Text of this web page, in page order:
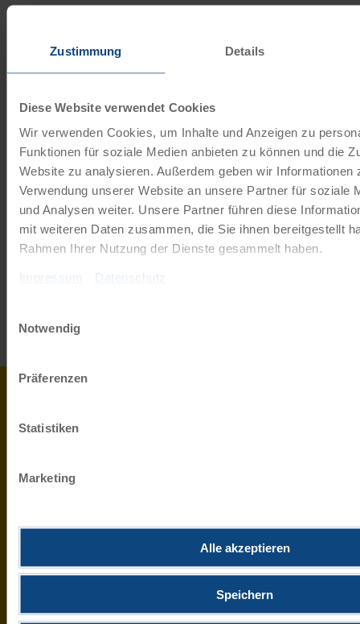
Zustimmung Details
Diese Website verwendet Cookies
Wir verwenden Cookies, um Inhalte und Anzeigen zu
Funktionen für soziale Medien anbieten zu können und die
Website zu analysieren. Außerdem geben wir Informationen
Verwendung unserer Website an unsere Partner für soziale
und Analysen weiter. Unsere Partner führen diese
mit weiteren Daten zusammen, die Sie ihnen bereitgestellt
Rahmen Ihrer Nutzung der Dienste gesammelt haben.
Impressum Datenschutz
Notwendig
Präferenzen
Statistiken
Marketing
Alle akzeptieren
Speichern
Momente!
immer das passende Geschenk.
JETZT BESTELLEN
Newsletter abonnieren
TOP-Angebote, Aktionen - Immer auf dem
aktuellsten Stand!
HABEN SIE
HELFEN
IHNEN
0800
400
27 70
Kostenfreie